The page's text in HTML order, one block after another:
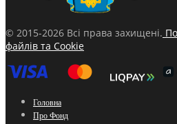
© 2015-2026 Всі права захищені.
файлів та Cookie
Головна
Про Фонд